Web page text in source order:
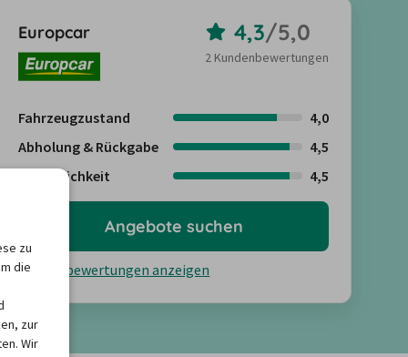
Europcar 4,3/5,0
2 Kundenbewertungen
Fahrzeugzustand
4,0
Abholung & Rückgabe
4,5
Freundlichkeit
4,5
Kundenbewertungen anzeigen
Angebote suchen
zu
die
zur
Wir